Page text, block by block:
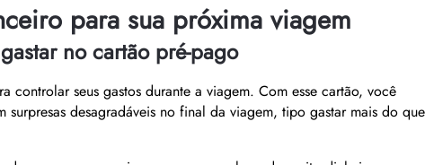
para sua próxima viagem
no cartão pré-pago
controlar seus gastos durante a viagem. Com esse cartão, você
desagradáveis no final da viagem, tipo gastar mais do que